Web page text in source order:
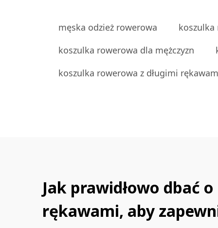
męska odzież rowerowa
koszulka
koszulka rowerowa dla mężczyzn
koszulka rowerowa z długimi
Jak prawidłowo dbać
rękawami, aby